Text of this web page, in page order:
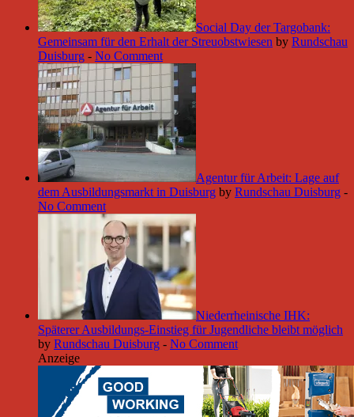
Social Day der Targobank:
Gemeinsam für den Erhalt der Streuobstwiesen by Rundschau
Duisburg - No Comment
Agentur für Arbeit: Lage auf
dem Ausbildungsmarkt in Duisburg by Rundschau Duisburg -
No Comment
Niederrheinische IHK:
Späterer Ausbildungs-Einstieg für Jugendliche bleibt möglich
by Rundschau Duisburg - No Comment
Anzeige